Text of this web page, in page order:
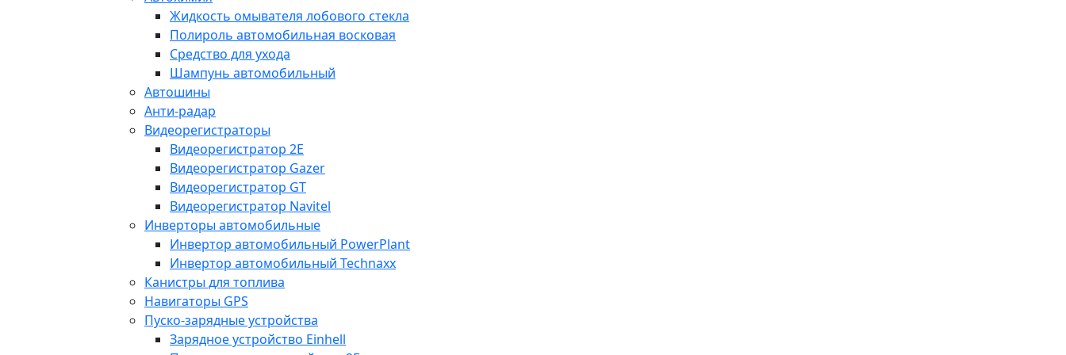
Жидкость омывателя лобового стекла
Полироль автомобильная восковая
Средство для ухода
Шампунь автомобильный
Автошины
Анти-радар
Видеорегистраторы
Видеорегистратор 2E
Видеорегистратор Gazer
Видеорегистратор GT
Видеорегистратор Navitel
Инверторы автомобильные
Инвертор автомобильный PowerPlant
Инвертор автомобильный Technaxx
Канистры для топлива
Навигаторы GPS
Пуско-зарядные устройства
Зарядное устройство Einhell